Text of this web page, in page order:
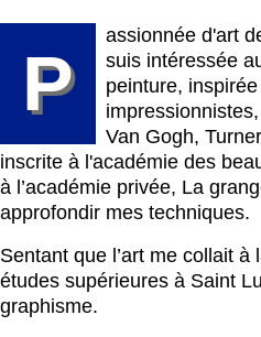
P
assionnée d'art
suis intéressée
peinture,
Van Gogh,
inscrite à l'académie des
à l’académie privée, La
approfondir mes techniques.
Sentant que l’art me collait à
études supérieures à Saint
graphisme.